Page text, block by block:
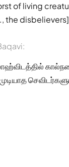
of living
the